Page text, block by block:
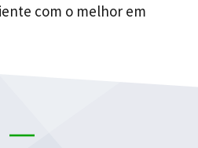
com o melhor em